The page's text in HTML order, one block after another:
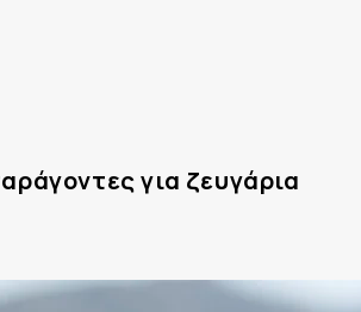
για ζευγάρια